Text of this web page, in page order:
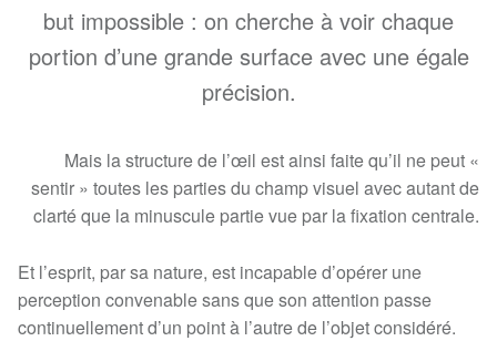
but impossible : on cherche à voir chaque
portion d’une grande surface avec une égale
précision.
Mais la structure de l’œil est ainsi faite qu’il ne peut «
sentir » toutes les parties du champ visuel avec autant de
clarté que la minuscule partie vue par la fixation centrale.
Et l’esprit, par sa nature, est incapable d’opérer une
perception convenable sans que son attention passe
continuellement d’un point à l’autre de l’objet considéré.